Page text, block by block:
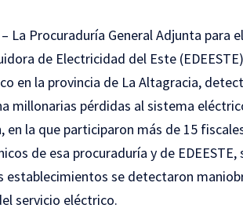
– La Procuraduría General Adjunta para
de Electricidad del Este
en la provincia de La Altagracia,
millonarias pérdidas al sistema
en la que participaron más de 15
de esa procuraduría y de
establecimientos se detectaron
servicio eléctrico.